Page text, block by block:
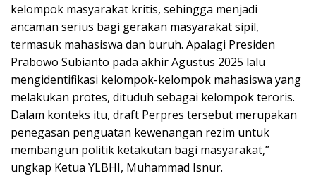
kelompok masyarakat kritis, sehingga menjadi
ancaman serius bagi gerakan masyarakat sipil,
termasuk mahasiswa dan buruh. Apalagi Presiden
Prabowo Subianto pada akhir Agustus 2025 lalu
mengidentifikasi kelompok-kelompok mahasiswa yang
melakukan protes, dituduh sebagai kelompok teroris.
Dalam konteks itu, draft Perpres tersebut merupakan
penegasan penguatan kewenangan rezim untuk
membangun politik ketakutan bagi masyarakat,”
ungkap Ketua YLBHI, Muhammad Isnur.